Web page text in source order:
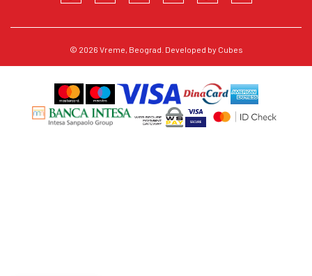
© 2026 Vreme, Beograd. Developed by Cubes